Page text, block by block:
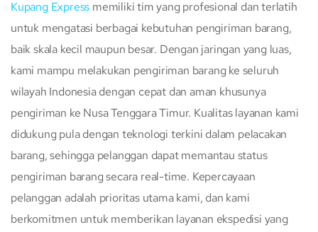
Kupang Express memiliki tim yang profesional dan terlatih
untuk mengatasi berbagai kebutuhan pengiriman barang,
baik skala kecil maupun besar. Dengan jaringan yang luas,
kami mampu melakukan pengiriman barang ke seluruh
wilayah Indonesia dengan cepat dan aman khusunya
pengiriman ke Nusa Tenggara Timur. Kualitas layanan kami
didukung pula dengan teknologi terkini dalam pelacakan
barang, sehingga pelanggan dapat memantau status
pengiriman barang secara real-time. Kepercayaan
pelanggan adalah prioritas utama kami, dan kami
berkomitmen untuk memberikan layanan ekspedisi yang